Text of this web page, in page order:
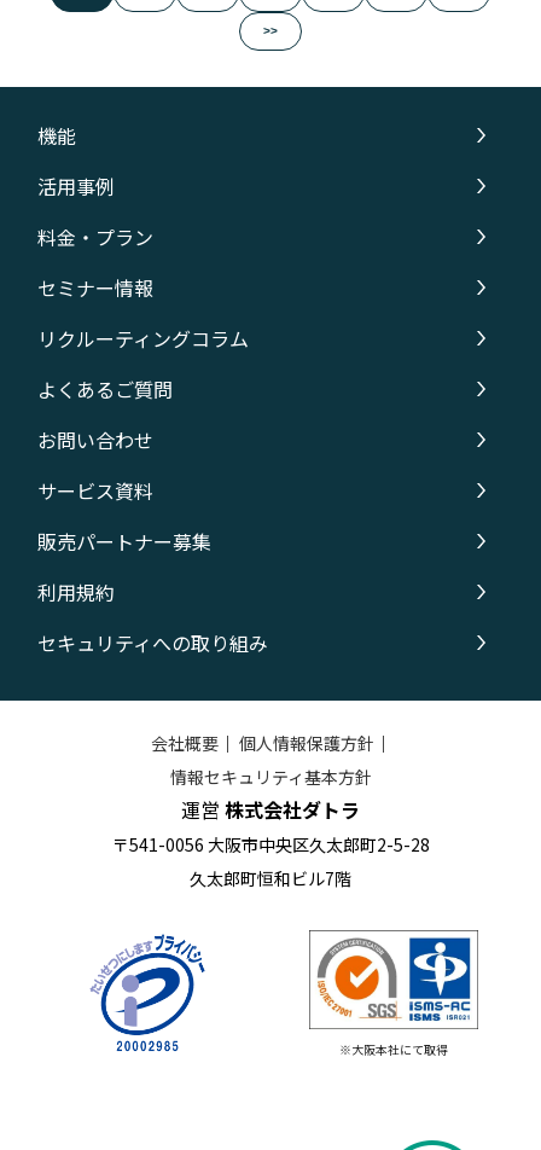
>>
機能
活用事例
料金・プラン
セミナー情報
リクルーティングコラム
よくあるご質問
お問い合わせ
サービス資料
販売パートナー募集
利用規約
セキュリティへの取り組み
会社概要｜ 個人情報保護方針 ｜
情報セキュリティ基本方針
運営 株式会社ダトラ
〒541-0056 大阪市中央区久太郎町2-5-28
久太郎町恒和ビル7階
※大阪本社にて取得